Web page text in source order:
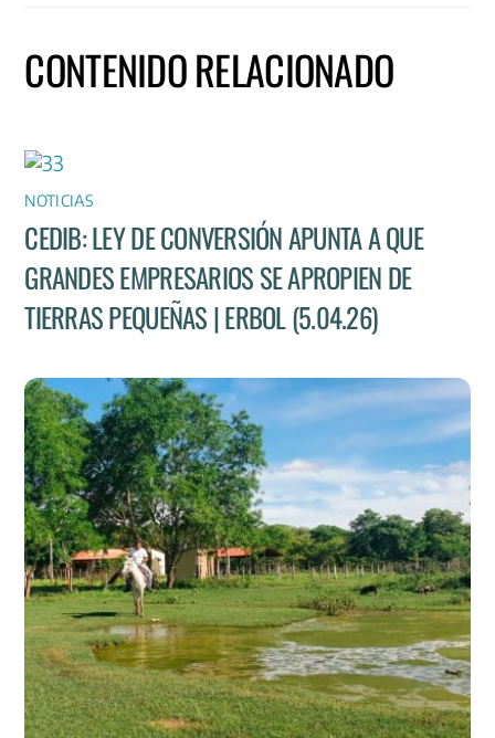
CONTENIDO RELACIONADO
NOTICIAS
CEDIB: LEY DE CONVERSIÓN APUNTA A QUE
GRANDES EMPRESARIOS SE APROPIEN DE
TIERRAS PEQUEÑAS | ERBOL (5.04.26)